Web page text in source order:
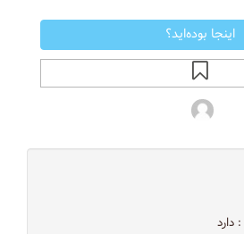
اینجا بوده‌اید؟
: دارد